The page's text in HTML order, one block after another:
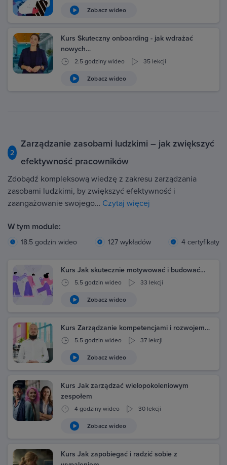
Zobacz wideo
Kurs Skuteczny onboarding - jak wdrażać
nowych…
2.5 godziny wideo 35 lekcji
Zobacz wideo
2
Zarządzanie zasobami ludzkimi – jak zwiększyć
efektywność pracowników
Zdobądź kompleksową wiedzę z zakresu zarządzania
zasobami ludzkimi, by zwiększyć efektywność i
zaangażowanie swojego… Czytaj więcej
W tym module:
18.5 godzin wideo 127 wykładów 4 certyfikaty
Kurs Jak skutecznie motywować i budować…
5.5 godzin wideo 33 lekcji
Zobacz wideo
Kurs Zarządzanie kompetencjami i rozwojem…
5.5 godzin wideo 37 lekcji
Zobacz wideo
Kurs Jak zarządzać wielopokoleniowym
zespołem
4 godziny wideo 30 lekcji
Zobacz wideo
Kurs Jak zapobiegać i radzić sobie z